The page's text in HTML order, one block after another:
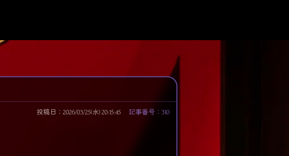
投稿日：2026/03/25(水) 20:15:45 記事番号：310